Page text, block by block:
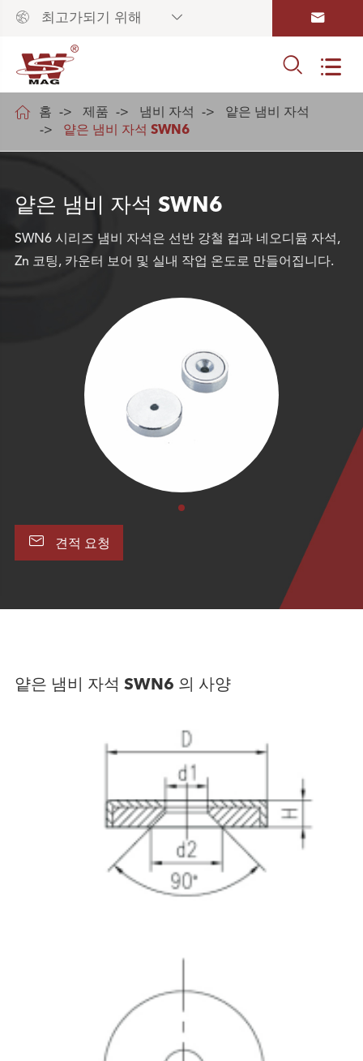
 최고가되기 위해  
 
 홈 제품 냄비 자석
얕은 냄비 자석
얕은 냄비 자석 SWN6
얕은 냄비 자석 SWN6
SWN6 시리즈 냄비 자석은 선반 강철 컵과 네오디뮴 자석,
Zn 코팅, 카운터 보어 및 실내 작업 온도로 만들어집니다.
 견적 요청
얕은 냄비 자석 SWN6 의 사양